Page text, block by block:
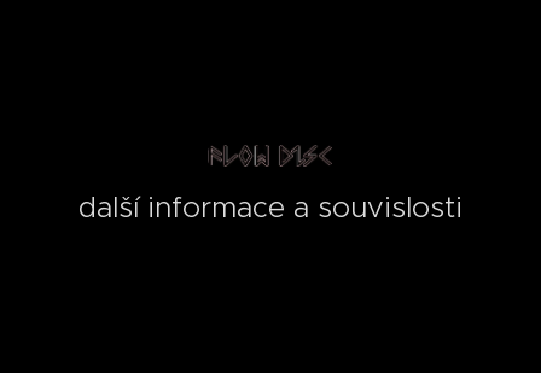
další informace a souvislosti